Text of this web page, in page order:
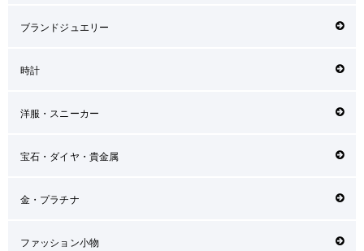
ブランドジュエリー
時計
洋服・スニーカー
宝石・ダイヤ・貴金属
金・プラチナ
ファッション小物